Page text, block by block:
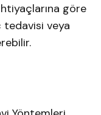
göre
tedavisi veya